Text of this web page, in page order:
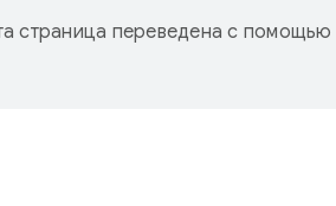
страница переведена с помощью